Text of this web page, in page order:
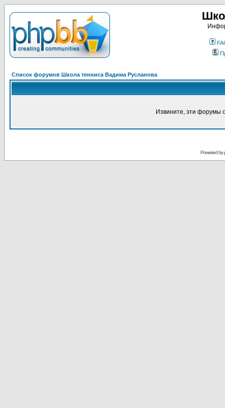
Список форумов Школа тенниса Вадима Русланова
Извините, эти форумы
Powered by